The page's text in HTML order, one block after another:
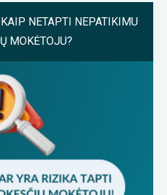
NETAPTI NEPATIKIMU
MOKĖTOJU?